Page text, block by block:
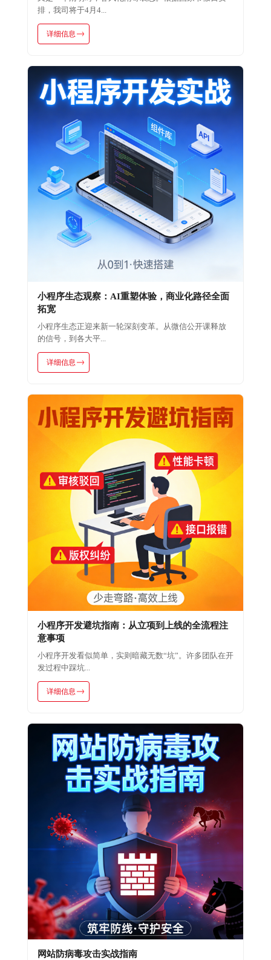
排，我司将于4月4...
详细信息
小程序生态观察：AI重塑体验，商业化路径全面
拓宽
小程序生态正迎来新一轮深刻变革。从微信公开课释放
的信号，到各大平...
详细信息
小程序开发避坑指南：从立项到上线的全流程注
意事项
小程序开发看似简单，实则暗藏无数“坑”。许多团队在开
发过程中踩坑...
详细信息
网站防病毒攻击实战指南